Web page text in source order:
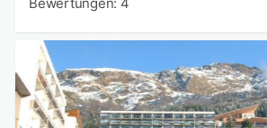
Bewertungen: 4